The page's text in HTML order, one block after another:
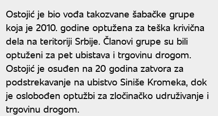
Ostojić je bio vođa takozvane šabačke grupe
koja je 2010. godine optužena za teška krivična
dela na teritoriji Srbije. Članovi grupe su bili
optuženi za pet ubistava i trgovinu drogom.
Ostojić je osuđen na 20 godina zatvora za
podstrekavanje na ubistvo Siniše Kromeka, dok
je oslobođen optužbi za zločinačko udruživanje i
trgovinu drogom.